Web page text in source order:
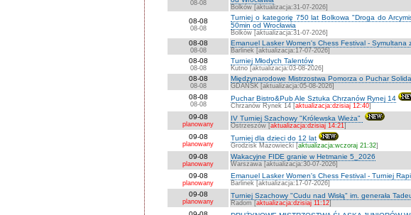
08-08
Bolków [aktualizacja:31-07-2026]
08-08
08-08
Turniej o kategorię 750 lat Bolkowa "Droga do
50min od Wrocławia
Bolków [aktualizacja:31-07-2026]
08-08
08-08
Emanuel Lasker Women's Chess Festival - Symultana
Barlinek [aktualizacja:17-07-2026]
08-08
08-08
Turniej Młodych Talentów
Kutno [aktualizacja:03-08-2026]
08-08
08-08
Międzynarodowe Mistrzostwa Pomorza o Puchar
GDAŃSK [aktualizacja:05-08-2026]
08-08
08-08
Puchar Bistro&Pub Ale Sztuka Chrzanów Rynej 14
Chrzanów Rynek 14 [aktualizacja:dzisiaj 12:40]
09-08
planowany
IV Turniej Szachowy "Królewska Wieża"
Ostrzeszów [aktualizacja:dzisiaj 14:21]
09-08
planowany
Turniej dla dzieci do 12 lat
Grodzisk Mazowiecki [aktualizacja:wczoraj 21:32]
09-08
planowany
Wakacyjne FIDE granie w Hetmanie 5_2026
Warszawa [aktualizacja:30-07-2026]
09-08
planowany
Emanuel Lasker Women's Chess Festival - Turniej
Barlinek [aktualizacja:17-07-2026]
09-08
planowany
Turniej Szachowy "Cudu nad Wisłą" im. generała
Radom [aktualizacja:dzisiaj 11:12]